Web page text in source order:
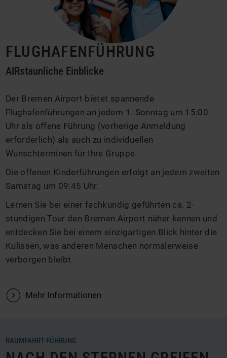
FLUGHAFENFÜHRUNG
AIRstaunliche Einblicke
Der Bremen Airport bietet spannende
Flughafenführungen an jedem 1. Sonntag um 15:00
Uhr als offene Führung (vorherige Anmeldung
erforderlich) als auch zu individuellen
Wunschterminen für Ihre Gruppe.
Die offenen Kinderführungen erfolgt an jedem zweiten
Samstag um 09:45 Uhr.
Lernen Sie bei einer fachkundig geführten ca. 2-
stündigen Tour den Bremen Airport näher kennen und
entdecken Sie bei einem einzigartigen Blick hinter die
Kulissen, was anderen Menschen normalerweise
verborgen bleibt.
V Mehr Informationen
RAUMFAHRT-FÜHRUNG